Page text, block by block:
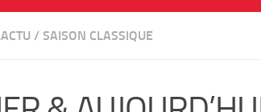
/ SAISON CLASSIQUE